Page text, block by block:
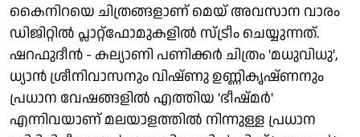
കൈനിറയെ ചിത്രങ്ങളാണ് മെയ് അവസാന വാരം
ഡിജിറ്റിൽ പ്ലാറ്റ്‌ഫോമുകളിൽ സ്ട്രീം ചെയ്യുന്നത്.
ഷറഫുദീൻ - കല്യാണി പണിക്കർ ചിത്രം 'മധുവിധു',
ധ്യാൻ ശ്രീനിവാസനും വിഷ്ണു ഉണ്ണികൃഷ്ണനും
പ്രധാന വേഷങ്ങളിൽ എത്തിയ 'ഭീഷ്മർ'
എന്നിവയാണ് മലയാളത്തിൽ നിന്നുള്ള പ്രധാന